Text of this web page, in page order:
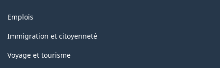
Thèmes
sujets
Emplois
Immigration et citoyenneté
Voyage et tourisme